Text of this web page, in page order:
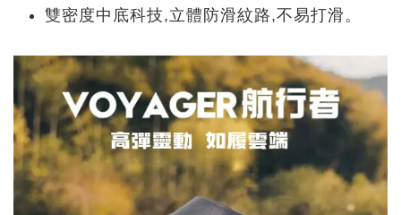
雙密度中底科技,立體防滑紋路,不易打滑。